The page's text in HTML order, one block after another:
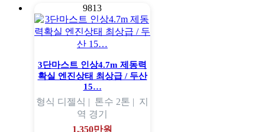
9813
3단마스트 인상4.7m 제동력
확실 엔진상태 최상급 / 두산
15…
형식 디젤식 | 톤수 2톤 | 지
역 경기
1,350만원